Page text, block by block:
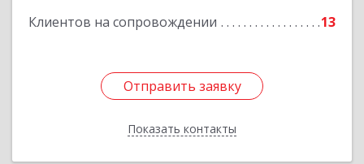
Клиентов на сопровождении 13
Отправить заявку
Показать контакты
Отправить заявку
Назад